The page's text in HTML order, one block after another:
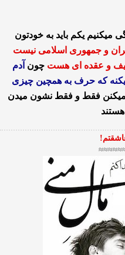
در قرن 21 و سال 2011 زندگی میكنیم یكم باید به خودتون
و جمهوری اسلامی نیست
و عقده ای هست چون آدم
كه حرف به همچین چیزی
فقط و فقط نشون میدن